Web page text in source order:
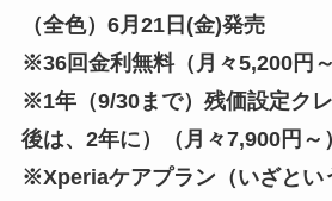
（全色）6月21日(金)発売
※36回金利無料（月々5,200円～
※1年（9/30まで）残価設定ク
後は、2年に）（月々7,900円～）
※Xperiaケアプラン（いざとい